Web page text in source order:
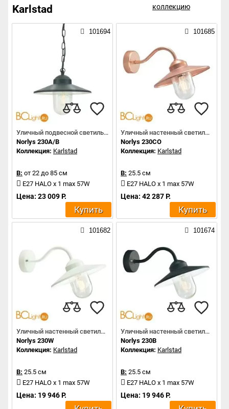
Karlstad
коллекцию
101694
Уличный подвесной светильник
Norlys 230A/B
Коллекция: Karlstad
В: от 22 до 85 см
E27 HALO x 1 max 57W
Цена: 23 009 Р.
Купить
101685
Уличный настенный светильник
Norlys 230CO
Коллекция: Karlstad
В: 25.5 см
E27 HALO x 1 max 57W
Цена: 42 287 Р.
Купить
101682
Уличный настенный светильник
Norlys 230W
Коллекция: Karlstad
В: 25.5 см
E27 HALO x 1 max 57W
Цена: 19 946 Р.
101674
Уличный настенный светильник
Norlys 230B
Коллекция: Karlstad
В: 25.5 см
E27 HALO x 1 max 57W
Цена: 19 946 Р.